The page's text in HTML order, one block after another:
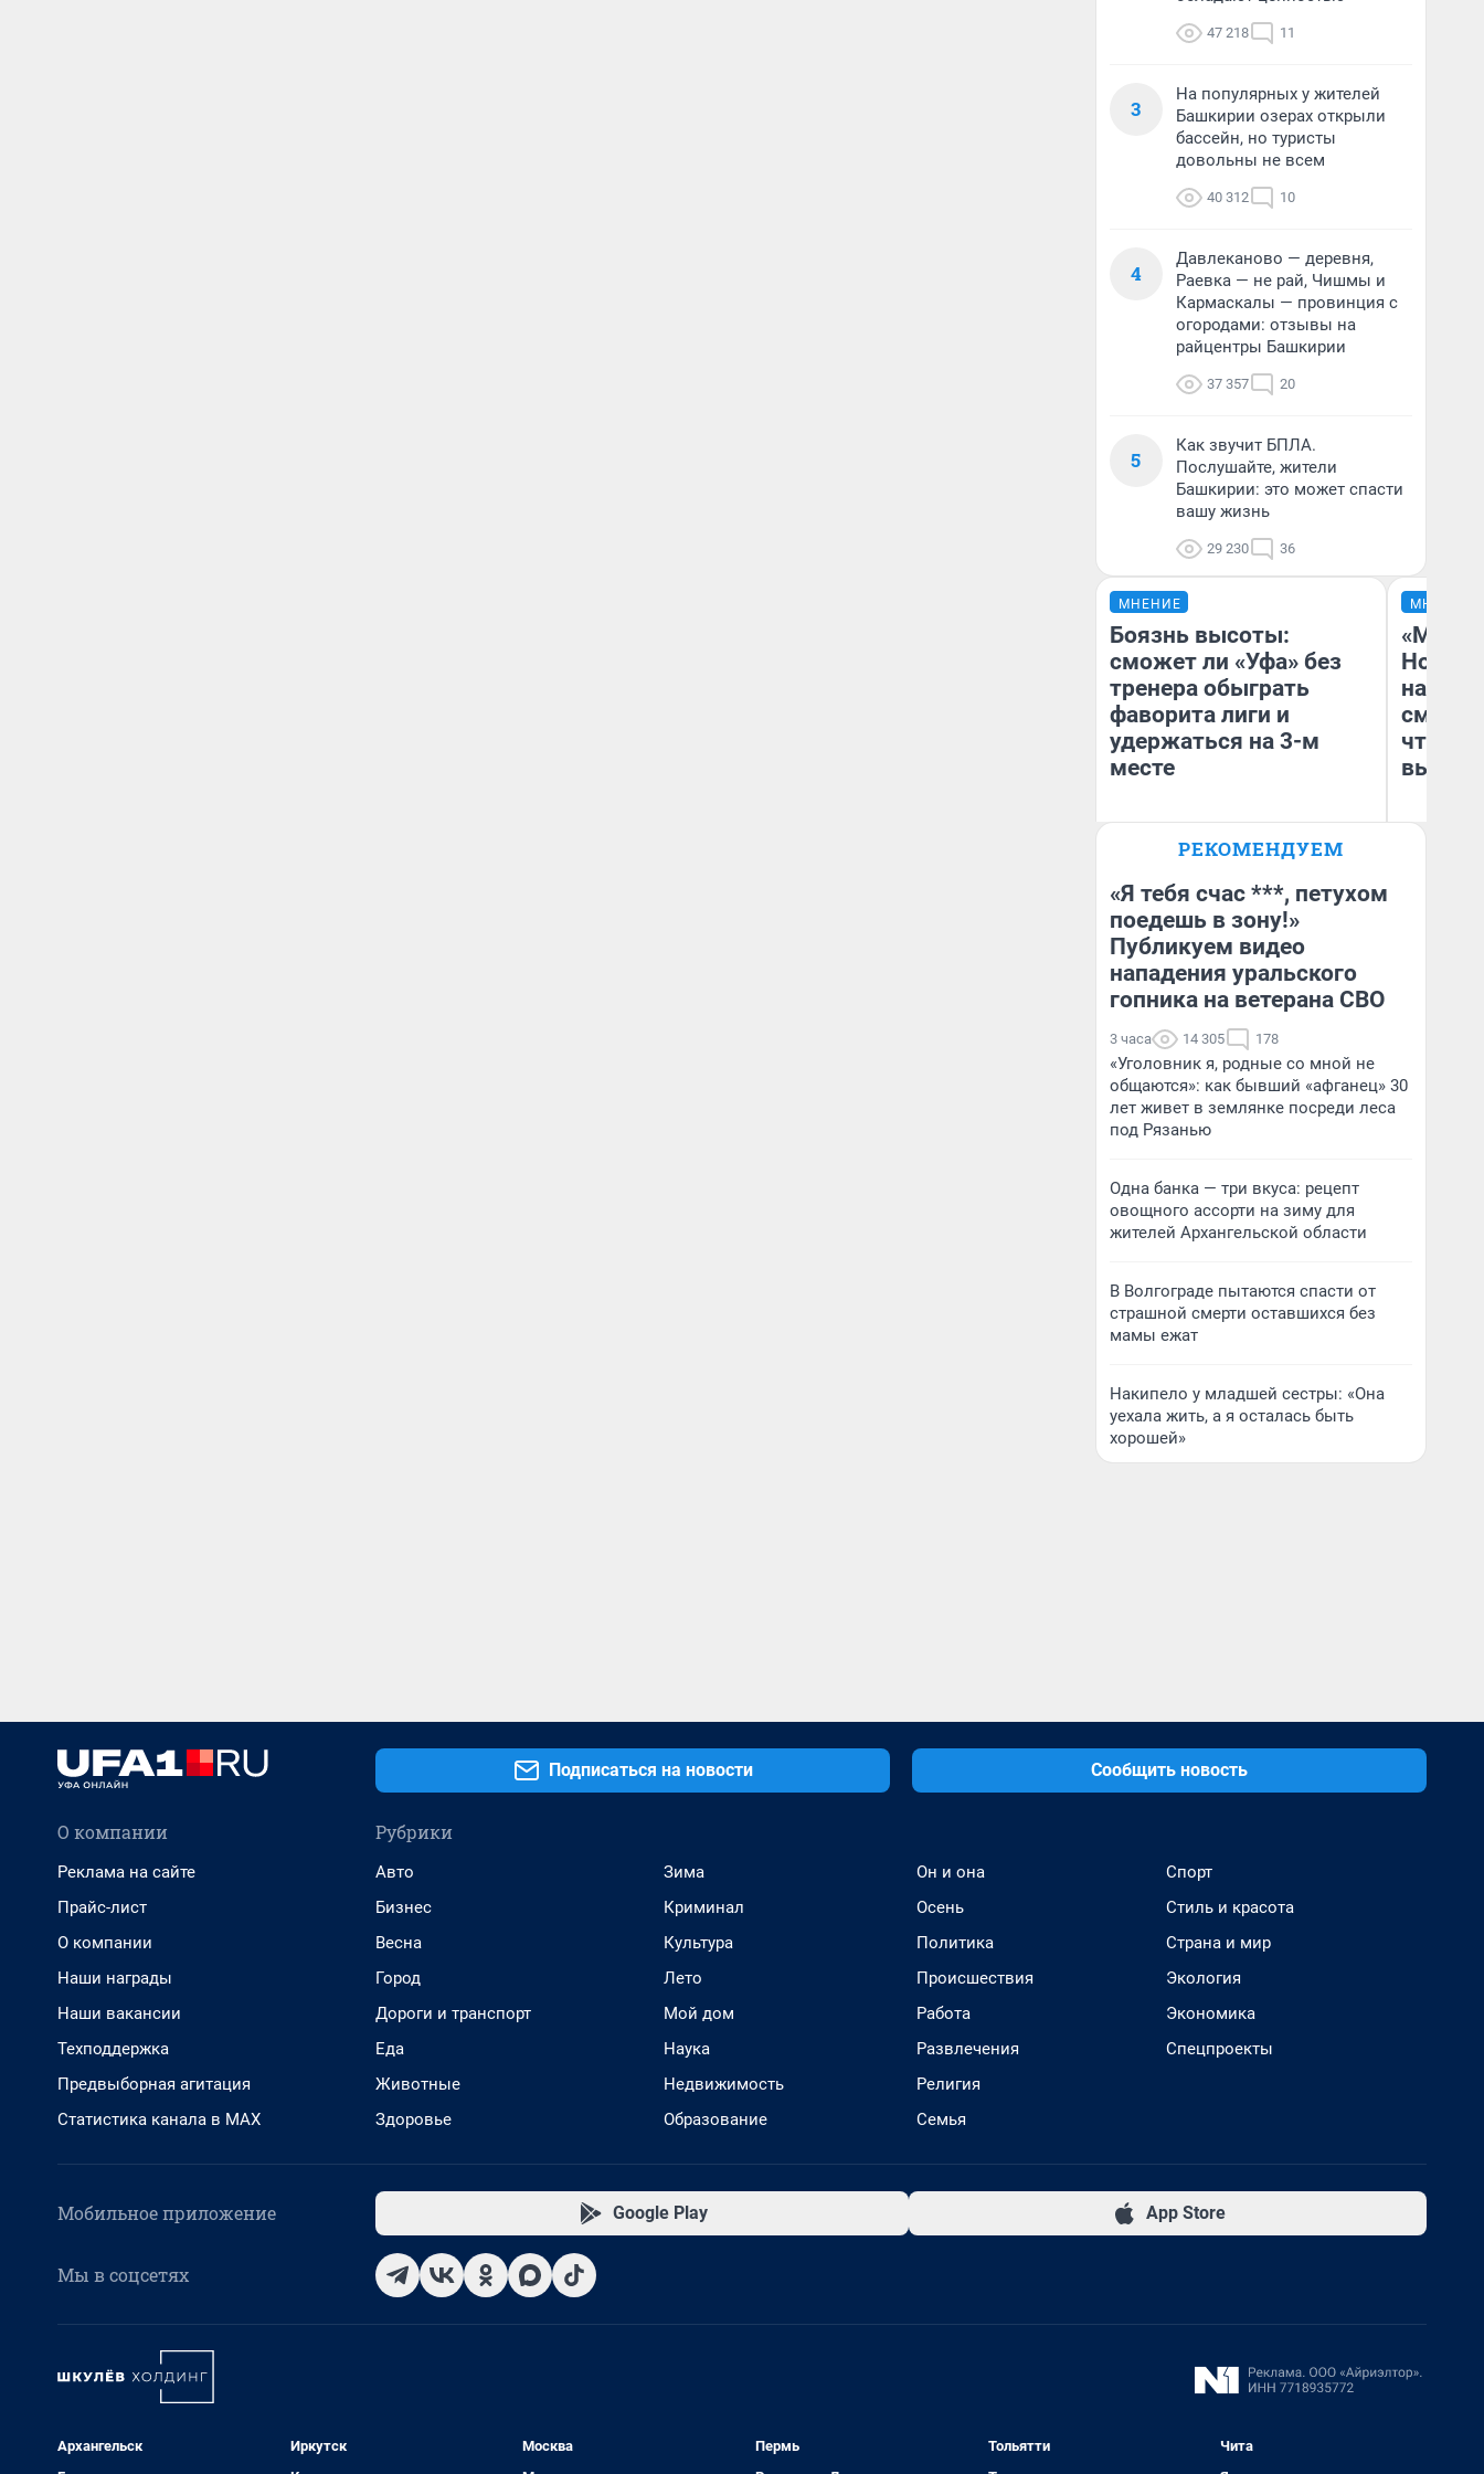
47 218 11
3
На популярных у жителей
Башкирии озерах открыли
бассейн, но туристы
довольны не всем
40 312 10
4
Давлеканово — деревня,
Раевка — не рай, Чишмы и
Кармаскалы — провинция с
огородами: отзывы на
райцентры Башкирии
37 357 20
5
Как звучит БПЛА.
Послушайте, жители
Башкирии: это может спасти
вашу жизнь
29 230 36
МНЕНИЕ
Боязнь высоты:
сможет ли «Уфа» без
тренера обыграть
фаворита лиги и
удержаться на 3-м
месте
Антон Селиверстов
МНЕНИЕ
«Мы
чтобы
РЕКОМЕНДУЕМ
«Я тебя счас ***, петухом
поедешь в зону!»
Публикуем видео
нападения уральского
гопника на ветерана СВО
3 часа 14 305 178
«Уголовник я, родные со мной не
общаются»: как бывший «афганец» 30
лет живет в землянке посреди леса
под Рязанью
Одна банка — три вкуса: рецепт
овощного ассорти на зиму для
жителей Архангельской области
В Волгограде пытаются спасти от
страшной смерти оставшихся без
мамы ежат
Накипело у младшей сестры: «Она
уехала жить, а я осталась быть
хорошей»
Подписаться на новости Сообщить новость
О компании
Реклама на сайте
Прайс-лист
О компании
Наши награды
Наши вакансии
Техподдержка
Предвыборная агитация
Статистика канала в MAX
Рубрики
Авто
Бизнес
Весна
Город
Дороги и транспорт
Еда
Животные
Здоровье
Зима
Криминал
Культура
Лето
Мой дом
Наука
Недвижимость
Образование
Он и она
Осень
Политика
Происшествия
Работа
Развлечения
Религия
Семья
Спорт
Стиль и красота
Страна и мир
Экология
Экономика
Спецпроекты
Мобильное приложение Google Play App Store
Мы в соцсетях
Архангельск
Иркутск
Москва
Пермь
Тольятти
Чита